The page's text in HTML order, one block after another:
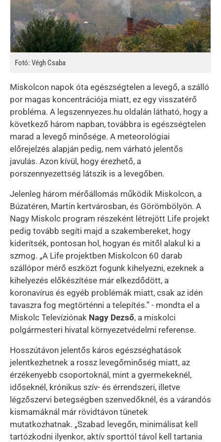
Fotó: Végh Csaba
Miskolcon napok óta egészségtelen a levegő, a szálló
por magas koncentrációja miatt, ez egy visszatérő
probléma. A legszennyezes.hu oldalán látható, hogy a
következő három napban, továbbra is egészségtelen
marad a levegő minősége. A meteorológiai
előrejelzés alapján pedig, nem várható jelentős
javulás. Azon kívül, hogy érezhető, a
porszennyezettség látszik is a levegőben.
Jelenleg három mérőállomás működik Miskolcon, a
Búzatéren, Martin kertvárosban, és Görömbölyön. A
Nagy Miskolc program részeként létrejött Life projekt
pedig tovább segíti majd a szakembereket, hogy
kiderítsék, pontosan hol, hogyan és mitől alakul ki a
szmog. „A Life projektben Miskolcon 60 darab
szállópor mérő eszközt fogunk kihelyezni, ezeknek a
kihelyezés előkészítése már elkezdődött, a
koronavírus és egyéb problémák miatt, csak az idén
tavaszra fog megtörténni a telepítés.” - mondta el a
Miskolc Televíziónak Nagy Dezső, a miskolci
polgármesteri hivatal környezetvédelmi referense.
Hosszútávon jelentős káros egészséghatások
jelentkezhetnek a rossz levegőminőség miatt, az
érzékenyebb csoportoknál, mint a gyermekeknél,
időseknél, krónikus szív- és érrendszeri, illetve
légzőszervi betegségben szenvedőknél, és a várandós
kismamáknál már rövidtávon tünetek
mutatkozhatnak. „Szabad levegőn, minimálisat kell
tartózkodni ilyenkor, aktív sporttól távol kell tartania